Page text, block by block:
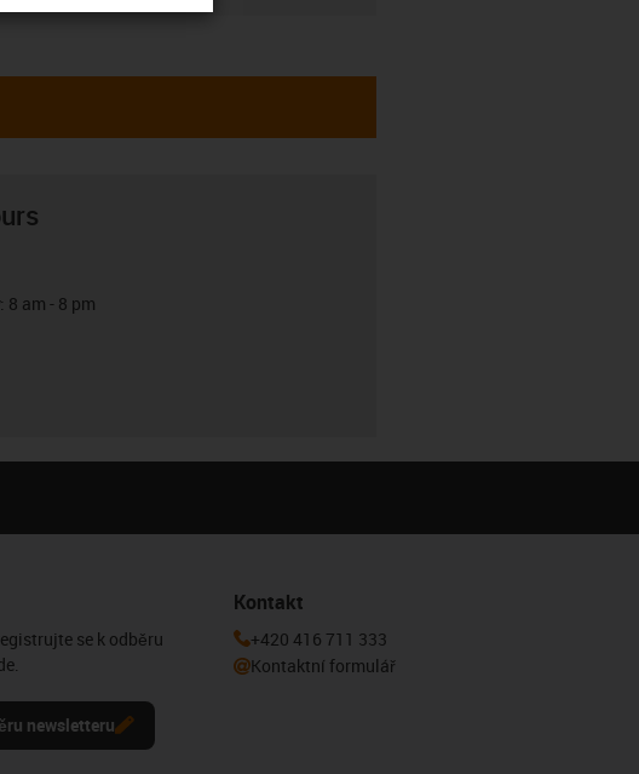
8 am - 8 pm
se k odběru
newsletteru
Kontakt
+420 416 711 333
Kontaktní formulář